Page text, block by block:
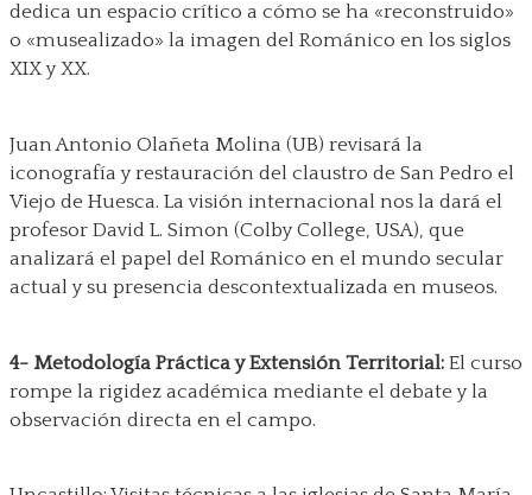
dedica un espacio crítico a cómo se ha «reconstruido»
o «musealizado» la imagen del Románico en los siglos
XIX y XX.
Juan Antonio Olañeta Molina (UB) revisará la
iconografía y restauración del claustro de San Pedro el
Viejo de Huesca. La visión internacional nos la dará el
profesor David L. Simon (Colby College, USA), que
analizará el papel del Románico en el mundo secular
actual y su presencia descontextualizada en museos.
4- Metodología Práctica y Extensión Territorial: El curso
rompe la rigidez académica mediante el debate y la
observación directa en el campo.